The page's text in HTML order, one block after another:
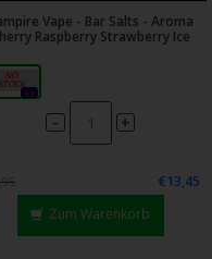
Vape - Bar Salts - Aroma
Raspberry Strawberry Ice
10ml
0x
- +
€13,45
Zum Warenkorb